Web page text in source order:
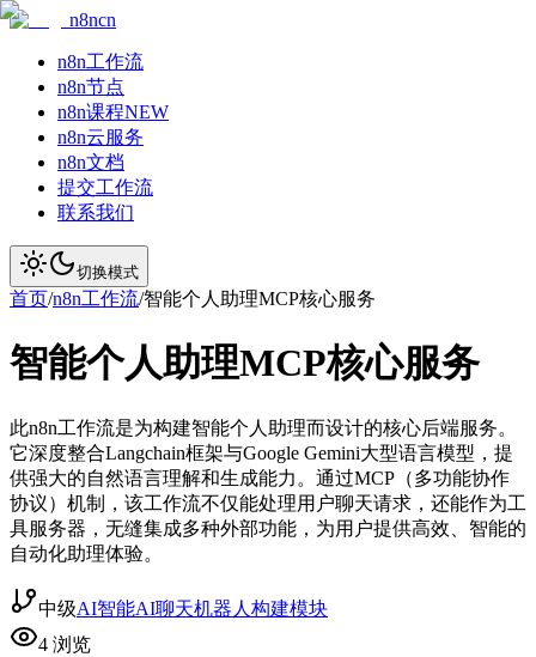
n8ncn
n8n工作流
n8n节点
n8n课程NEW
n8n云服务
n8n文档
提交工作流
联系我们
切换模式
首页/n8n工作流/智能个人助理MCP核心服务
智能个人助理MCP核心服务
此n8n工作流是为构建智能个人助理而设计的核心后端服务。
它深度整合Langchain框架与Google Gemini大型语言模型，提
供强大的自然语言理解和生成能力。通过MCP（多功能协作
协议）机制，该工作流不仅能处理用户聊天请求，还能作为工
具服务器，无缝集成多种外部功能，为用户提供高效、智能的
自动化助理体验。
中级AI智能AI聊天机器人 构建模块
4 浏览